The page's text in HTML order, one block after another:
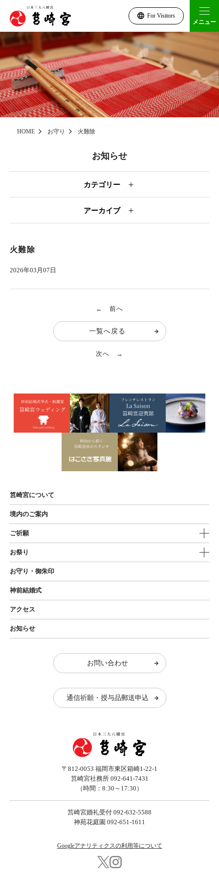
For Visitors
メニュー
HOME お守り 火難除
お知らせ
カテゴリー ＋
アーカイブ ＋
火難除
2026年03月07日
← 前へ
一覧へ戻る
次へ →
筥崎宮について
境内のご案内
ご祈願
お祭り
お守り・御朱印
神前結婚式
アクセス
お知らせ
お問い合わせ
通信祈願・授与品郵送申込
〒812-0053 福岡市東区箱崎1-22-1
筥崎宮社務所 092-641-7431
（時間：8:30～17:30）
筥崎宮婚礼受付 092-632-5588
神苑花庭園 092-651-1611
Googleアナリティクスの利用等について